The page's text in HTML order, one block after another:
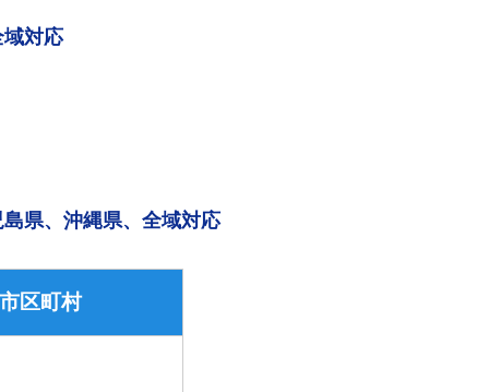
対応
県、沖縄県、全域対応
市区町村